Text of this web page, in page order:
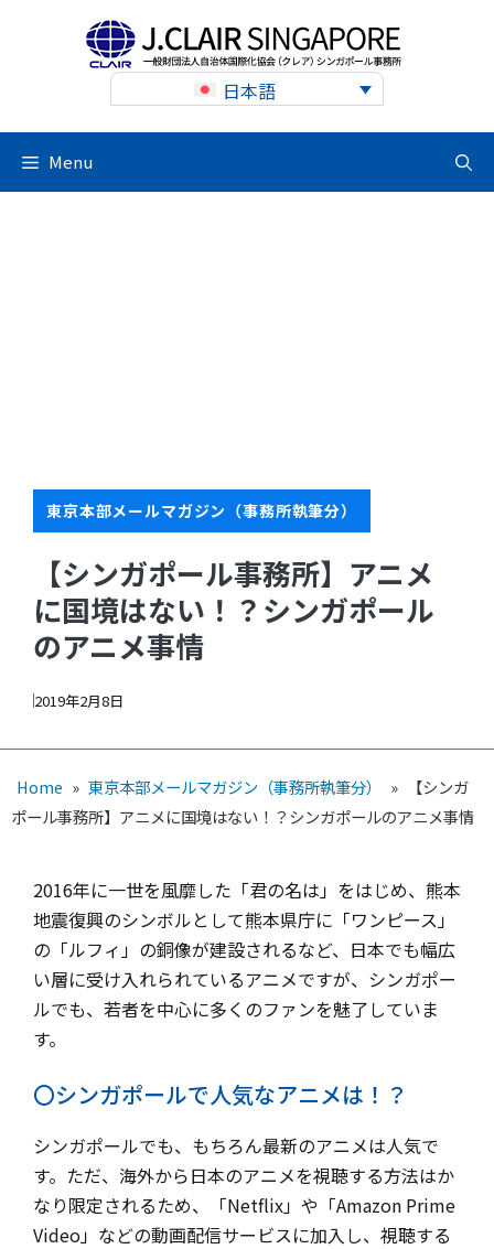
日本語
Menu
東京本部メールマガジン（事務所執筆分）
【シンガポール事務所】アニメ
に国境はない！？シンガポール
のアニメ事情
2019年2月8日
Home » 東京本部メールマガジン（事務所執筆分） »
【シンガ
ポール事務所】アニメに国境はない！？シンガポールのアニメ事情
2016年に一世を風靡した「君の名は」をはじめ、熊本
地震復興のシンボルとして熊本県庁に「ワンピース」
の「ルフィ」の銅像が建設されるなど、日本でも幅広
い層に受け入れられているアニメですが、シンガポー
ルでも、若者を中心に多くのファンを魅了していま
す。
〇シンガポールで人気なアニメは！？
シンガポールでも、もちろん最新のアニメは人気で
す。ただ、海外から日本のアニメを視聴する方法はか
なり限定されるため、「Netflix」や「Amazon Prime
Video」などの動画配信サービスに加入し、視聴する